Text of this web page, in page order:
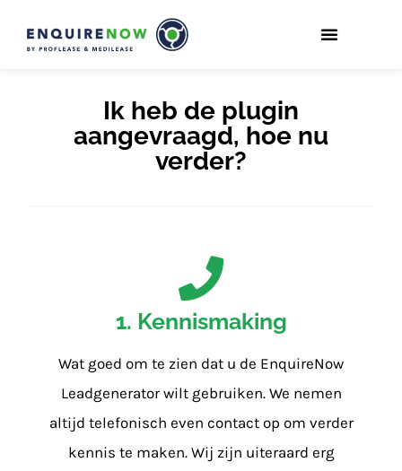
Ik heb de plugin
aangevraagd, hoe nu
verder?
1. Kennismaking
Wat goed om te zien dat u de EnquireNow
Leadgenerator wilt gebruiken. We nemen
altijd telefonisch even contact op om verder
kennis te maken. Wij zijn uiteraard erg